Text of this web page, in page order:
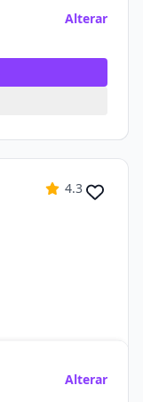
Alterar
4.3
Alterar